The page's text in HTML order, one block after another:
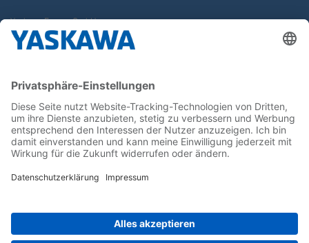
Yaskawa Europe GmbH
Karriere
Newsletter
Follow us on...